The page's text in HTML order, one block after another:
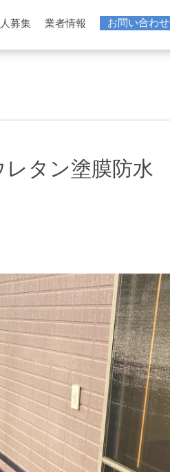
募集 業者情報 お問い合わせ
タン塗膜防水